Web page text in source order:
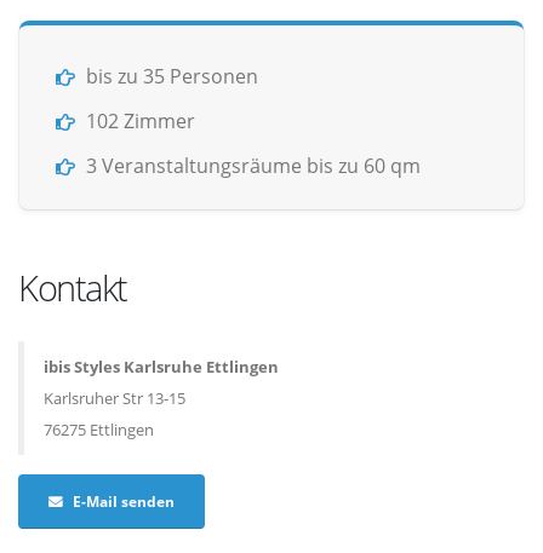
bis zu 35 Personen
102 Zimmer
3 Veranstaltungsräume bis zu 60 qm
Kontakt
ibis Styles Karlsruhe Ettlingen
Karlsruher Str 13-15
76275 Ettlingen
E-Mail senden